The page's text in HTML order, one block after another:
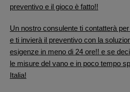
preventivo e il gioco è fatto!!
Un nostro consulente ti contatterà
e ti invierà il preventivo con la
esigenze in meno di 24 ore!! e se
le misure del vano e in poco tempo
Italia!